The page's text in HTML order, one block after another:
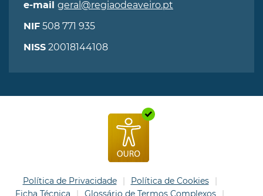
e-mail geral@regiaodeaveiro.pt
NIF 508 771 935
NISS 20018144108
Política de Privacidade
Política de Cookies
Ficha Técnica
Glossário de Termos Complexos